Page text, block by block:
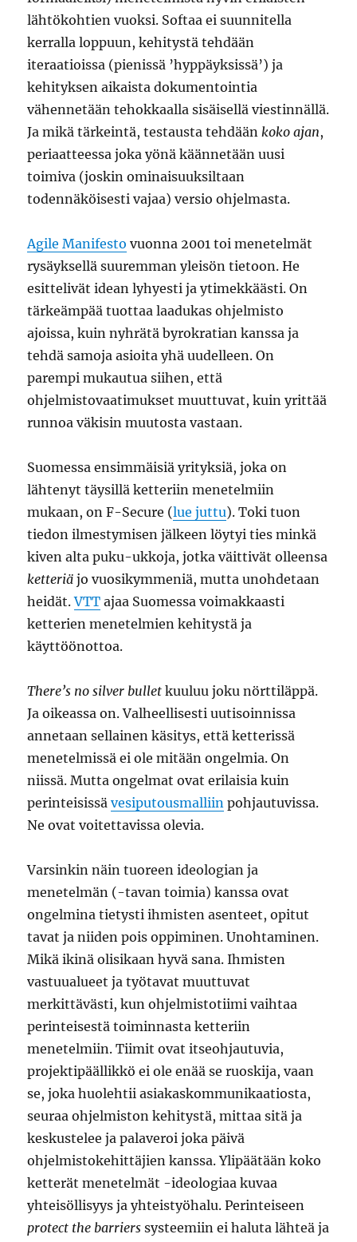
lähtökohtien vuoksi. Softaa ei suunnitella
kerralla loppuun, kehitystä tehdään
iteraatioissa (pienissä ’hyppäyksissä’) ja
kehityksen aikaista dokumentointia
vähennetään tehokkaalla sisäisellä viestinnällä.
Ja mikä tärkeintä, testausta tehdäänkoko ajan,
periaatteessa joka yönä käännetään uusi
toimiva (joskin ominaisuuksiltaan
todennäköisesti vajaa) versio ohjelmasta.
Agile Manifesto vuonna 2001 toi menetelmät
rysäyksellä suuremman yleisön tietoon. He
esittelivät idean lyhyesti ja ytimekkäästi. On
tärkeämpää tuottaa laadukas ohjelmisto
ajoissa, kuin nyhrätä byrokratian kanssa ja
tehdä samoja asioita yhä uudelleen. On
parempi mukautua siihen, että
ohjelmistovaatimukset muuttuvat, kuin yrittää
runnoa väkisin muutosta vastaan.
Suomessa ensimmäisiä yrityksiä, joka on
lähtenyt täysillä ketteriin menetelmiin
mukaan, on F-Secure (lue juttu). Toki tuon
tiedon ilmestymisen jälkeen löytyi ties minkä
kiven alta puku-ukkoja, jotka väittivät olleensa
ketteriä jo vuosikymmeniä, mutta unohdetaan
heidät.VTT ajaa Suomessa voimakkaasti
ketterien menetelmien kehitystä ja
käyttöönottoa.
There’s no silver bullet kuuluu joku nörttiläppä.
Ja oikeassa on. Valheellisesti uutisoinnissa
annetaan sellainen käsitys, että ketterissä
menetelmissä ei ole mitään ongelmia. On
niissä. Mutta ongelmat ovat erilaisia kuin
perinteisissävesiputousmalliin pohjautuvissa.
Ne ovat voitettavissa olevia.
Varsinkin näin tuoreen ideologian ja
menetelmän (-tavan toimia) kanssa ovat
ongelmina tietysti ihmisten asenteet, opitut
tavat ja niiden pois oppiminen. Unohtaminen.
Mikä ikinä olisikaan hyvä sana. Ihmisten
vastuualueet ja työtavat muuttuvat
merkittävästi, kun ohjelmistotiimi vaihtaa
perinteisestä toiminnasta ketteriin
menetelmiin. Tiimit ovat itseohjautuvia,
projektipäällikkö ei ole enää se ruoskija, vaan
se, joka huolehtii asiakaskommunikaatiosta,
seuraa ohjelmiston kehitystä, mittaa sitä ja
keskustelee ja palaveroi joka päivä
ohjelmistokehittäjien kanssa. Ylipäätään koko
ketterät menetelmät -ideologiaa kuvaa
yhteisöllisyys ja yhteistyöhalu. Perinteiseen
protect the barriers systeemiin ei haluta lähteä ja